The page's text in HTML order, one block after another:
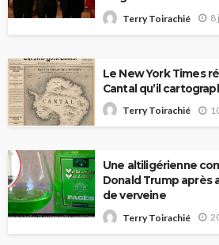
Terry Toirachié 8
Le New York Times
Cantal qu’il
Terry Toirachié
Une altiligérienne
Donald Trump après
de verveine
Terry Toirachié